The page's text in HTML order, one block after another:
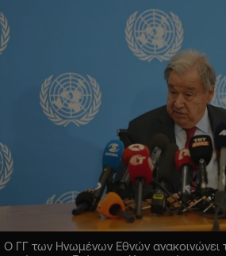
Ο ΓΓ των Ηνωμένων Εθνών ανακοινώνει